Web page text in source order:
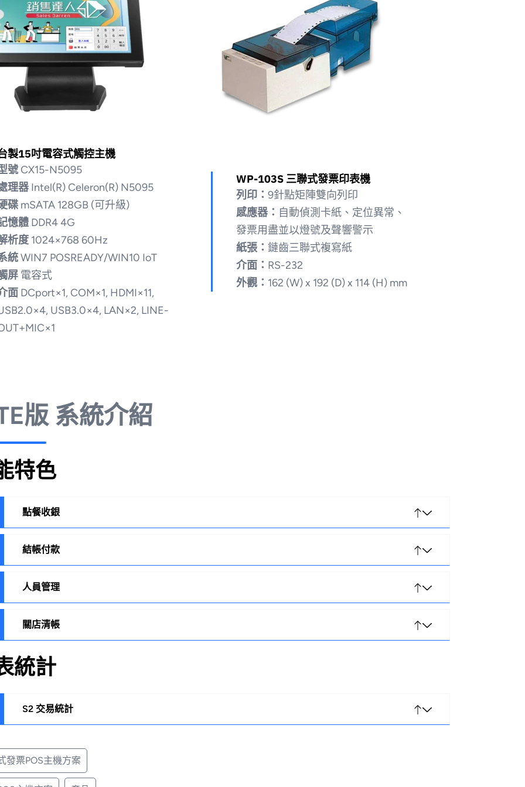
製15吋電容式觸控主機
號 CX15-N5095
理器 Intel(R) Celeron(R) N5095
碟 mSATA 128GB (可升級)
憶體 DDR4 4G
析度 1024×768 60Hz
統WIN7 POSREADY/WIN10 IoT
屏 電容式
面 DCport×1, COM×1, HDMI×11,
USB3.0×4, LAN×2, LINE-
WP-103S 三聯式發票印表機
列印： 9針點矩陣雙向列印
感應器： 自動偵測卡紙、定位異常、
發票用盡並以燈號及聲響警示
紙張： 鏈齒三聯式複寫紙
介面： RS-232
外觀： 162 (W) x 192 (D) x 114 (H) mm
版 系統介紹
特色
點餐收銀
單
模式
選項
結帳付款
離線)
人員管理
管理
權限
關店清帳
業
統計
S2 交易統計
資料表
易明細表
票日報表
發票POS主機方案